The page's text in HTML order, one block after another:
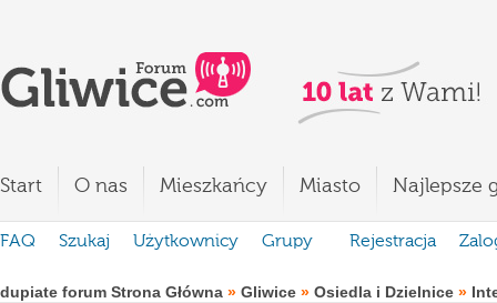
Start O nas Mieszkańcy Miasto Najlepsze
FAQ Szukaj Użytkownicy Grupy Rejestracja
dupiate forum Strona Główna » Gliwice » Osiedla i Dzielnice »